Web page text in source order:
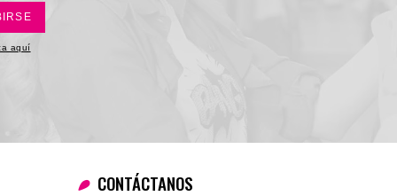
aquí
CONTÁCTANOS